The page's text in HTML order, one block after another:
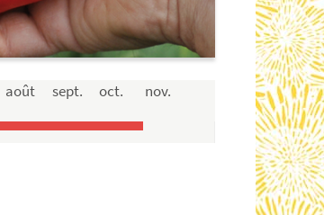
août sept. oct. nov.